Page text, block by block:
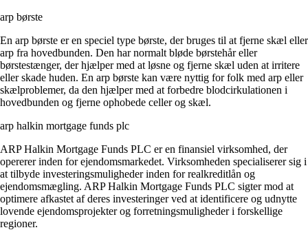
arp børste
En arp børste er en speciel type børste, der bruges til at fjerne skæl eller
arp fra hovedbunden. Den har normalt bløde børstehår eller
børstestænger, der hjælper med at løsne og fjerne skæl uden at irritere
eller skade huden. En arp børste kan være nyttig for folk med arp eller
skælproblemer, da den hjælper med at forbedre blodcirkulationen i
hovedbunden og fjerne ophobede celler og skæl.
arp halkin mortgage funds plc
ARP Halkin Mortgage Funds PLC er en finansiel virksomhed, der
opererer inden for ejendomsmarkedet. Virksomheden specialiserer sig i
at tilbyde investeringsmuligheder inden for realkreditlån og
ejendomsmægling. ARP Halkin Mortgage Funds PLC sigter mod at
optimere afkastet af deres investeringer ved at identificere og udnytte
lovende ejendomsprojekter og forretningsmuligheder i forskellige
regioner.